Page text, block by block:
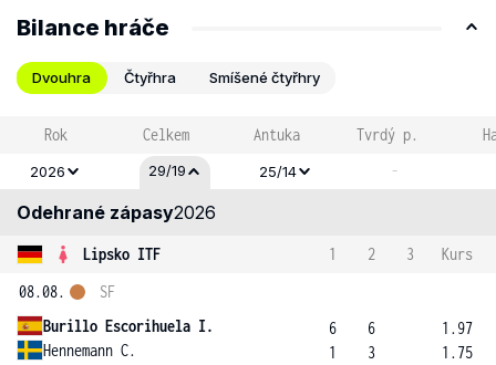
Bilance hráče
Dvouhra Čtyřhra Smíšené čtyřhry
Rok Celkem Antuka Tvrdý p.
2026 29/19 25/14 -
Odehrané zápasy2026
Lipsko ITF 1 2 3
Kurs
08.08.
Burillo Escorihuela I.
Hennemann C.
SF
6
1
6
3
1.97
1.75